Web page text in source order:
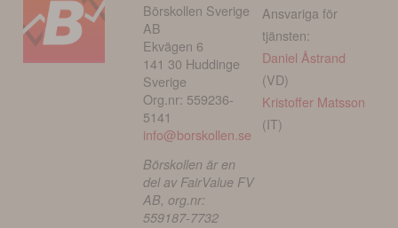
Börskollen Sverige
AB
Ekvägen 6
141 30 Huddinge
Sverige
Org.nr: 559236-
5141
info@borskollen.se
Börskollen är en
del av FairValue FV
AB, org.nr:
559187-7732
Ansvariga för
tjänsten:
Daniel Åstrand
(VD)
Kristoffer Matsson
(IT)